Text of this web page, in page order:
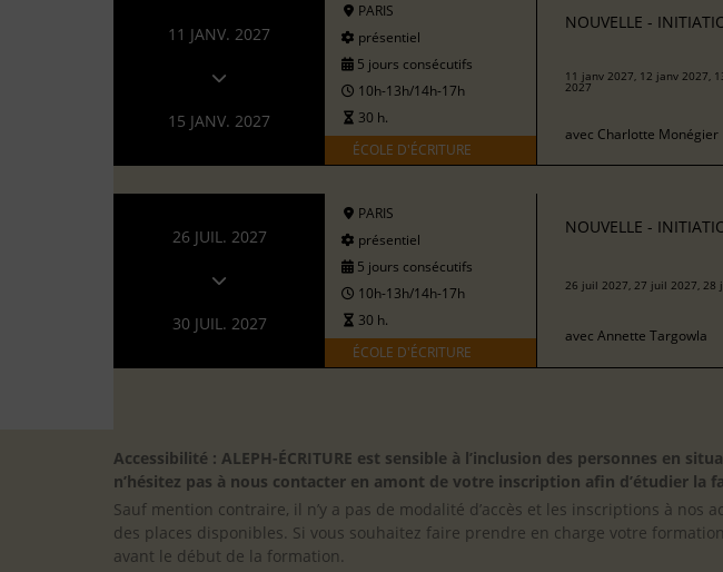
11 JANV. 2027
15 JANV. 2027
PARIS
présentiel
5 jours consécutifs
10h-13h/14h-17h
30 h.
ÉCOLE D'ÉCRITURE
NOUVELLE -
11 janv 2027, 12 janv 2027,
2027
avec Charlotte Monégier
26 JUIL. 2027
30 JUIL. 2027
PARIS
présentiel
5 jours consécutifs
10h-13h/14h-17h
30 h.
ÉCOLE D'ÉCRITURE
NOUVELLE -
26 juil 2027, 27 juil 2027, 28
avec Annette Targowla
Accessibilité : ALEPH-ÉCRITURE est sensible à l’inclusion des personnes en
n’hésitez pas à nous contacter en amont de votre inscription afin d’étudier
Sauf mention contraire, il n’y a pas de modalité d’accès et les inscriptions à
des places disponibles. Si vous souhaitez faire prendre en charge votre
avant le début de la formation.